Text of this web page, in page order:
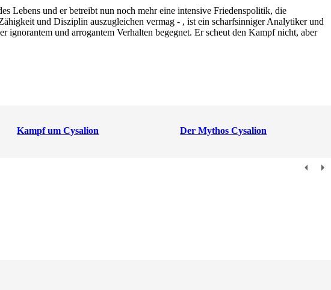
Lebens und er betreibt nun noch mehr eine intensive Friedenspolitik, die
und Disziplin auszugleichen vermag - , ist ein scharfsinniger Analytiker und
ignorantem und arrogantem Verhalten begegnet. Er scheut den Kampf nicht, aber
Kampf um Cysalion Der Mythos Cysalion